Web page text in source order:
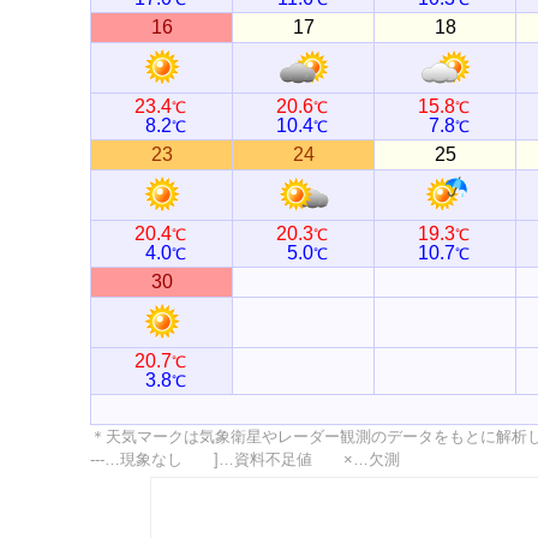
16 17 18
23.4℃
8.2℃
20.6℃
10.4℃
15.8℃
7.8℃
23 24 25
20.4℃
4.0℃
20.3℃
5.0℃
19.3℃
10.7℃
30
20.7℃
3.8℃
＊天気マークは気象衛星やレーダー観測のデータをもとに解
---…現象なし ]…資料不足値 ×…欠測